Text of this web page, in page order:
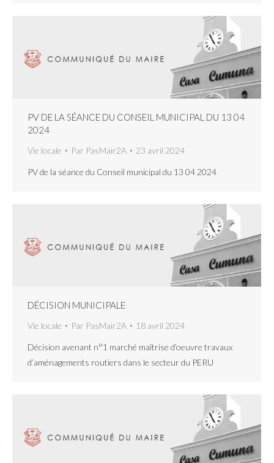
PV DE LA SÉANCE DU CONSEIL MUNICIPAL DU 13 04
2024
Vie locale Par PasMair2A 23 avril 2024
PV de la séance du Conseil municipal du 13 04 2024
DÉCISION MUNICIPALE
Vie locale Par PasMair2A 18 avril 2024
Décision avenant n°1 marché maîtrise d’oeuvre travaux
d’aménagements routiers dans le secteur du PERU